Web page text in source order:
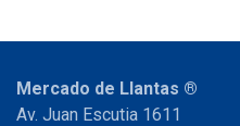
Mercado de Llantas ®
Av. Juan Escutia 1611